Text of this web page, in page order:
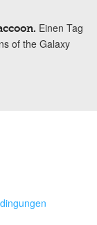
Einen Tag
of the Galaxy